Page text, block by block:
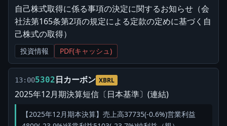
自己株式取得に係る事項の決定に関するお知らせ（会
社法第165条第2項の規定による定款の定めに基づく自
己株式の取得）
投資情報 PDF(キャッシュ)
13:005302日カーボン XBRL
2025年12月期決算短信〔日本基準〕(連結)
【2025年12月期本決算】売上高37735(-0.6%)営業利益